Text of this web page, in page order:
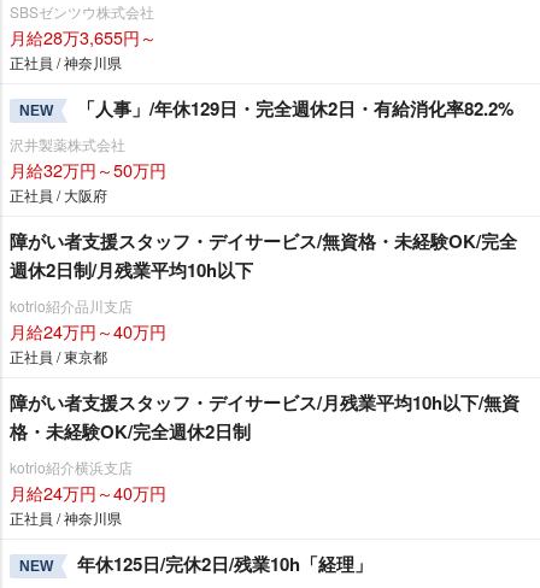
SBSゼンツウ株式会社
月給28万3,655円～
正社員 / 神奈川県
NEW 「人事」/年休129日・完全週休2日・有給消化率82.2%
沢井製薬株式会社
月給32万円～50万円
正社員 / 大阪府
障がい者支援スタッフ・デイサービス/無資格・未経験OK/完全
週休2日制/月残業平均10h以下
kotrio紹介品川支店
月給24万円～40万円
正社員 / 東京都
障がい者支援スタッフ・デイサービス/月残業平均10h以下/無資
格・未経験OK/完全週休2日制
kotrio紹介横浜支店
月給24万円～40万円
正社員 / 神奈川県
NEW 年休125日/完休2日/残業10h「経理」